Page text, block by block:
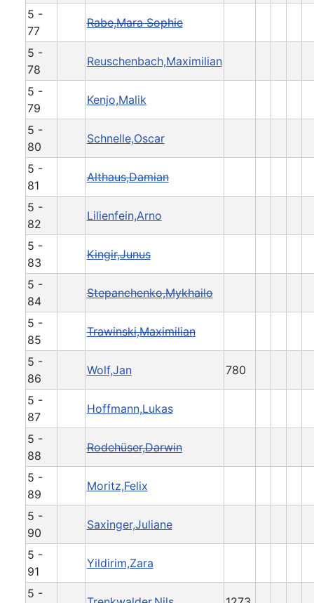
5 -
77
Rabe,Mara Sophie
5 -
78
Reuschenbach,Maximilian
5 -
79
Kenjo,Malik
5 -
80
Schnelle,Oscar
5 -
81
Althaus,Damian
5 -
82
Lilienfein,Arno
5 -
83
Kingir,Junus
5 -
84
Stepanchenko,Mykhailo
5 -
85
Trawinski,Maximilian
5 -
86
Wolf,Jan 780
5 -
87
Hoffmann,Lukas
5 -
88
Rodehüser,Darwin
5 -
89
Moritz,Felix
5 -
90
Saxinger,Juliane
5 -
91
Yildirim,Zara
5 -